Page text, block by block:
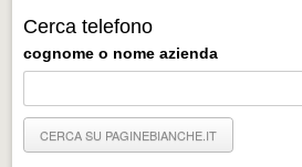
EVENTI
Eventi Vigevano
Cerca telefono
cognome o nome azienda